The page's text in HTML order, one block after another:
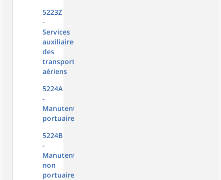
5223Z
-
Services
auxiliaires
des
transports
aériens
5224A
-
Manutention
portuaire
5224B
-
Manutention
non
portuaire